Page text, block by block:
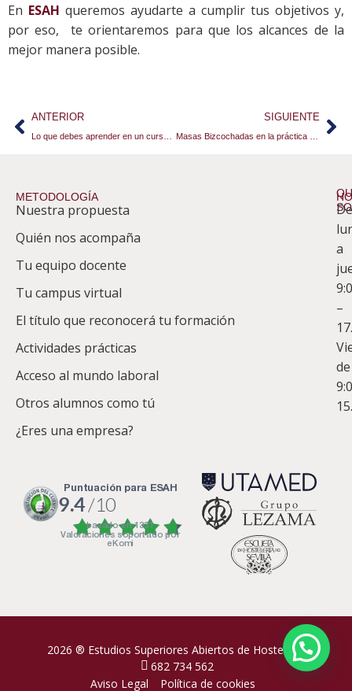
En ESAH queremos ayudarte a cumplir tus objetivos y,
por eso, te orientaremos para que los alcances de la
mejor manera posible.
ANTERIOR SIGUIENTE
METODOLOGÍA
Nuestra propuesta
Quién nos acompaña
Tu equipo docente
Tu campus virtual
El título que reconocerá tu formación
Actividades prácticas
Acceso al mundo laboral
Otros alumnos como tú
¿Eres una empresa?
Te
De
a
–
de
puntuación para ESAH
9.4/10
basado en1331
Valoraciones soportado por
eKomi
2026 ® Estudios Superiores Abiertos de Hostelería
682 734 562
Aviso Legal
Política de cookies